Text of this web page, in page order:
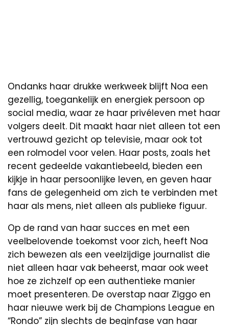
Ondanks haar drukke werkweek blijft Noa een
gezellig, toegankelijk en energiek persoon op
social media, waar ze haar privéleven met haar
volgers deelt. Dit maakt haar niet alleen tot een
vertrouwd gezicht op televisie, maar ook tot
een rolmodel voor velen. Haar posts, zoals het
recent gedeelde vakantiebeeld, bieden een
kijkje in haar persoonlijke leven, en geven haar
fans de gelegenheid om zich te verbinden met
haar als mens, niet alleen als publieke figuur.
Op de rand van haar succes en met een
veelbelovende toekomst voor zich, heeft Noa
zich bewezen als een veelzijdige journalist die
niet alleen haar vak beheerst, maar ook weet
hoe ze zichzelf op een authentieke manier
moet presenteren. De overstap naar Ziggo en
haar nieuwe werk bij de Champions League en
“Rondo” zijn slechts de beginfase van haar